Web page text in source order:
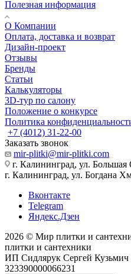
Полезная информация
О Компании
Оплата, доставка и возврат
Дизайн-проект
Отзывы
Бренды
Статьи
Калькуляторы
3D-тур по салону
Положение о конкурсе
Политика
+7 (4012) 31-22-00
Заказать звонок
mir-plitki@mir-plitki.com
г. Калининград, ул.
г. Калининград, ул. Богдана
Вконтакте
Telegram
Яндекс.Дзен
2026 © Мир плитки и
плитки и сантехники
ИП Сидлярук Сергей
323390000066231